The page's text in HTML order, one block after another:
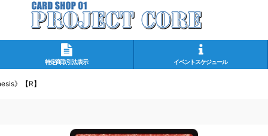
特定商取引法表示 イベントスケジュール
》【R】